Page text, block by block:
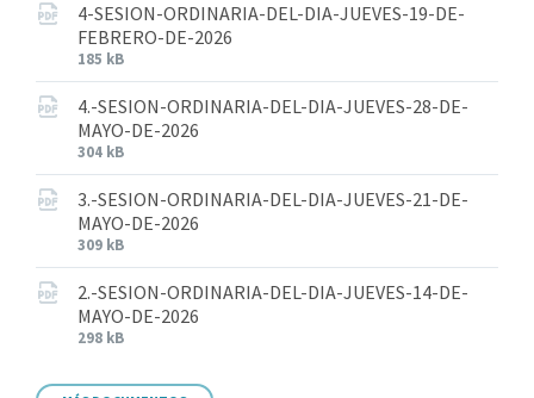
4-SESION-ORDINARIA-DEL-DIA-JUEVES-19-DE-
FEBRERO-DE-2026
185 kB
4.-SESION-ORDINARIA-DEL-DIA-JUEVES-28-DE-
MAYO-DE-2026
304 kB
3.-SESION-ORDINARIA-DEL-DIA-JUEVES-21-DE-
MAYO-DE-2026
309 kB
2.-SESION-ORDINARIA-DEL-DIA-JUEVES-14-DE-
MAYO-DE-2026
298 kB